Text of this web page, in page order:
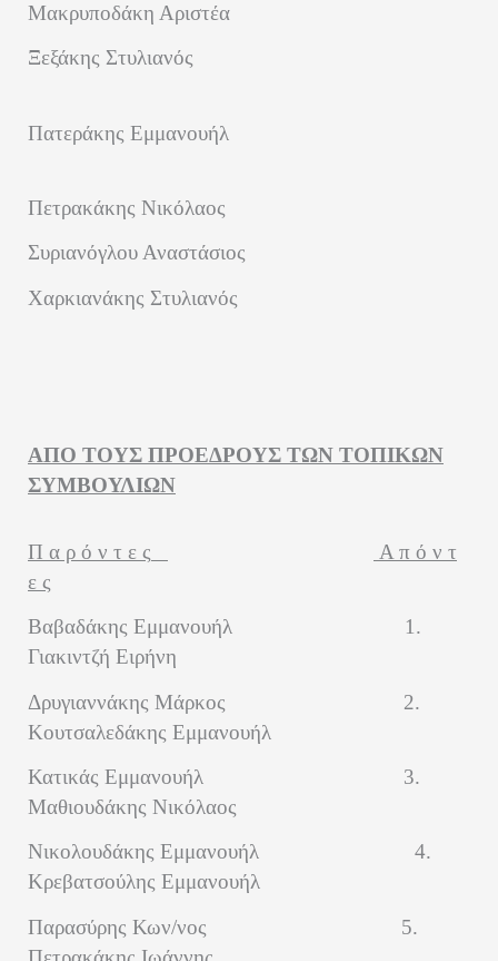
Μακρυποδάκη Αριστέα
Ξεξάκης Στυλιανός
Πατεράκης Εμμανουήλ
Πετρακάκης Νικόλαος
Συριανόγλου Αναστάσιος
Χαρκιανάκης Στυλιανός
ΑΠΟ ΤΟΥΣ ΠΡΟΕΔΡΟΥΣ ΤΩΝ ΤΟΠΙΚΩΝ
ΣΥΜΒΟΥΛΙΩΝ
Π α ρ ό ν τ ε ς
Α π ό ν τ
ε ς
Βαβαδάκης Εμμανουήλ
1.
Γιακιντζή Ειρήνη
Δρυγιαννάκης Μάρκος
2.
Κουτσαλεδάκης Εμμανουήλ
Κατικάς Εμμανουήλ
3.
Μαθιουδάκης Νικόλαος
Νικολουδάκης Εμμανουήλ
4.
Κρεβατσούλης Εμμανουήλ
Παρασύρης Κων/νος
5.